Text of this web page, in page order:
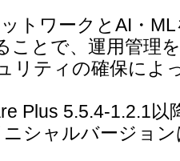
トワークとAI・ML
ことで、運用管理
リティの確保によ
Plus 5.5.4-1.2.1以
ニシャルバージョ